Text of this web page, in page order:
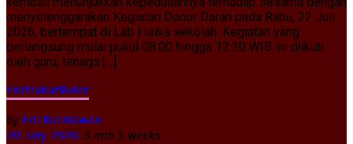
menyelenggarakan Kegiatan Donor Darah pada Rabu, 22 Juli
2026, bertempat di Lab Fisika sekolah. Kegiatan yang
berlangsung mulai pukul 08.00 hingga 12.30 WIB ini diikuti
oleh guru, tenaga […]
Ekstrakurikuler
by Edi Kurniawan
20 July 2026 3 min 3 weeks